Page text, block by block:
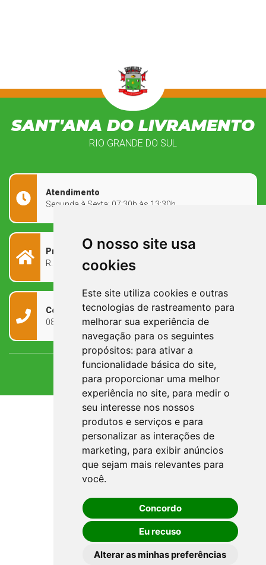
O nosso site usa
cookies
Este site utiliza cookies e outras
tecnologias de rastreamento para
melhorar sua experiência de
navegação para os seguintes
propósitos: para ativar a
funcionalidade básica do site,
para proporcionar uma melhor
experiência no site, para medir o
seu interesse nos nossos
produtos e serviços e para
personalizar as interações de
marketing, para exibir anúncios
que sejam mais relevantes para
você.
Concordo
Eu recuso
Alterar as minhas preferências
SANT'ANA DO LIVRAMENTO
RIO GRANDE DO SUL
Atendimento
Segunda à Sexta: 07:30h às 13:30h
Prefeitura Municipal
R. Rivadávia Corrêa, 858 - Centro - RS, 97573-010
Contato
0800 090 2050